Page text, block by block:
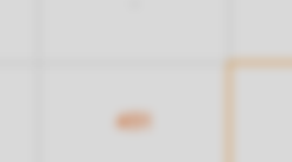
451